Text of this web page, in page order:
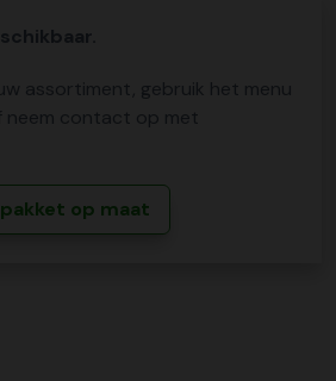
assortiment, gebruik het menu
neem contact op met
op maat